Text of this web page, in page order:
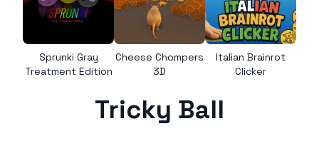
Sprunki Gray
Treatment Edition
Cheese Chompers
3D
Italian Brainrot
Clicker
Tricky Ball